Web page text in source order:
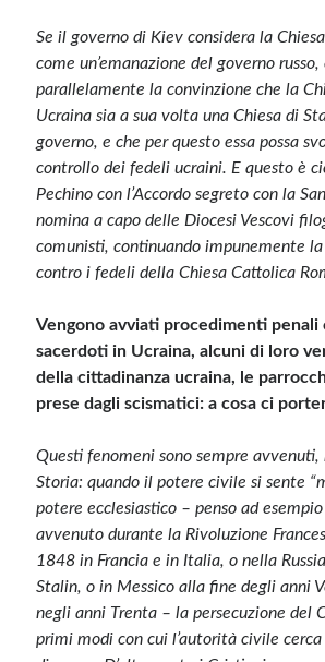
Se il governo di Kiev considera la
come un’emanazione del governo
parallelamente la convinzione che la
Ucraina sia a sua volta una Chiesa di
governo, e che per questo essa possa
controllo dei fedeli ucraini. E questo è
Pechino con l’Accordo segreto con la
nomina a capo delle Diocesi Vescovi
comunisti, continuando impunemente la
contro i fedeli della Chiesa Cattolica
Vengono avviati procedimenti penali
sacerdoti in Ucraina, alcuni di loro
della cittadinanza ucraina, le
prese dagli scismatici: a cosa ci
Questi fenomeni sono sempre avvenuti,
Storia: quando il potere civile si sente
potere ecclesiastico – penso ad
avvenuto durante la Rivoluzione
1848 in Francia e in Italia, o nella
Stalin, o in Messico alla fine degli anni
negli anni Trenta – la persecuzione del
primi modi con cui l’autorità civile